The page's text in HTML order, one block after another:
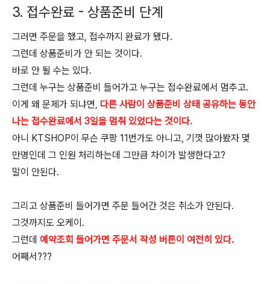
3. 접수완료 - 상품준비 단계
그러면 주문을 했고, 접수까지 완료가 됐다.
그런데 상품준비가 안 되는 것이다.
바로 안 될 수는 있다.
그런데 누구는 상품준비 들어가고 누구는 접수완료에서 멈추고.
이게 왜 문제가 되냐면, 다른 사람이 상품준비 상태 공유하는 동안
나는 접수완료에서 3일을 멈춰 있었다는 것이다.
아니 KTSHOP이 무슨 쿠팡 11번가도 아니고, 기껏 많아봤자 몇
만명인데 그 인원 처리하는데 그만큼 차이가 발생한다고?
말이 안된다.
그리고 상품준비 들어가면 주문 들어간 것은 취소가 안된다.
그것까지도 오케이.
그런데 예약조회 들어가면 주문서 작성 버튼이 여전히 있다.
어째서???